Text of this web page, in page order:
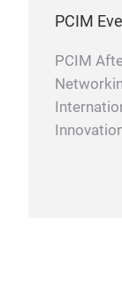
PCIM
PCIM